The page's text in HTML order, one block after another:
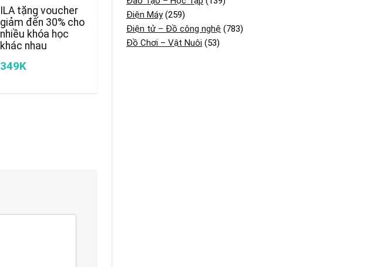
ILA tặng voucher
giảm đến 30% cho
nhiều khóa học
khác nhau
349K
Điện Máy(259)
Điện tử – Đồ công nghệ (783)
Đồ Chơi – Vật Nuôi (53)